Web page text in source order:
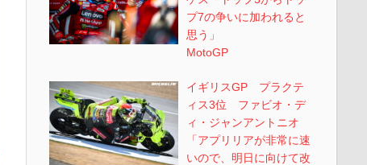
プ7の争いに加われると
思う」
MotoGP
イギリスGP プラクテ
ィス3位 ファビオ・デ
ィ・ジャンアントニオ
「アプリリアが非常に速
いので、明日に向けて改